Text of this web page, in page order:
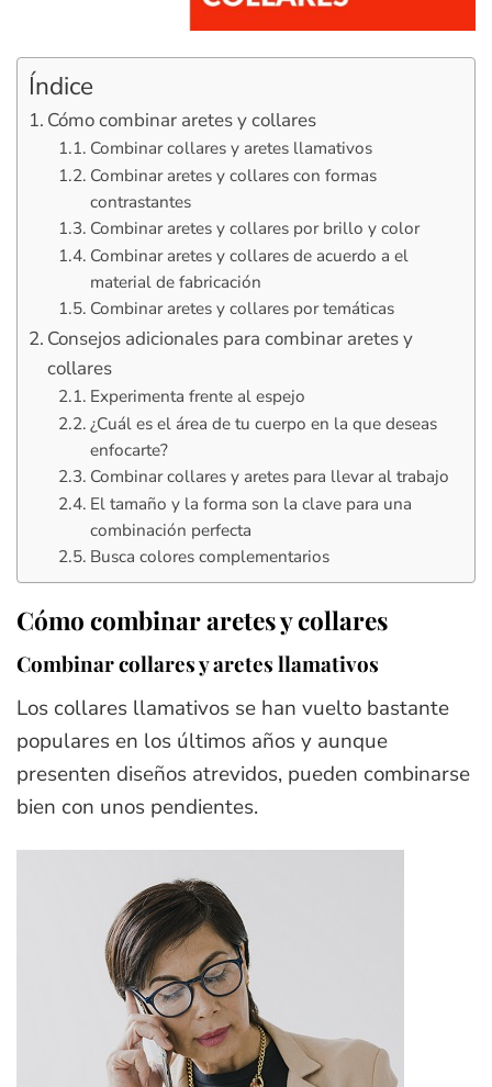
Índice
Cómo combinar aretes y collares
Combinar collares y aretes llamativos
Combinar aretes y collares con formas
contrastantes
Combinar aretes y collares por brillo y color
Combinar aretes y collares de acuerdo a el
material de fabricación
Combinar aretes y collares por temáticas
Consejos adicionales para combinar aretes y
collares
Experimenta frente al espejo
¿Cuál es el área de tu cuerpo en la que deseas
enfocarte?
Combinar collares y aretes para llevar al trabajo
El tamaño y la forma son la clave para una
combinación perfecta
Busca colores complementarios
Cómo combinar aretes y collares
Combinar collares y aretes llamativos
Los collares llamativos se han vuelto bastante
populares en los últimos años y aunque
presenten diseños atrevidos, pueden combinarse
bien con unos pendientes.